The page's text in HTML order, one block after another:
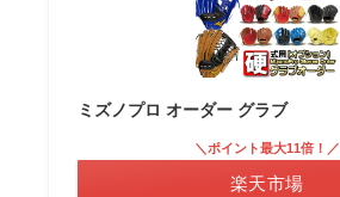
ミズノプロ オーダー グラブ
＼ポイント最大11倍！／
楽天市場